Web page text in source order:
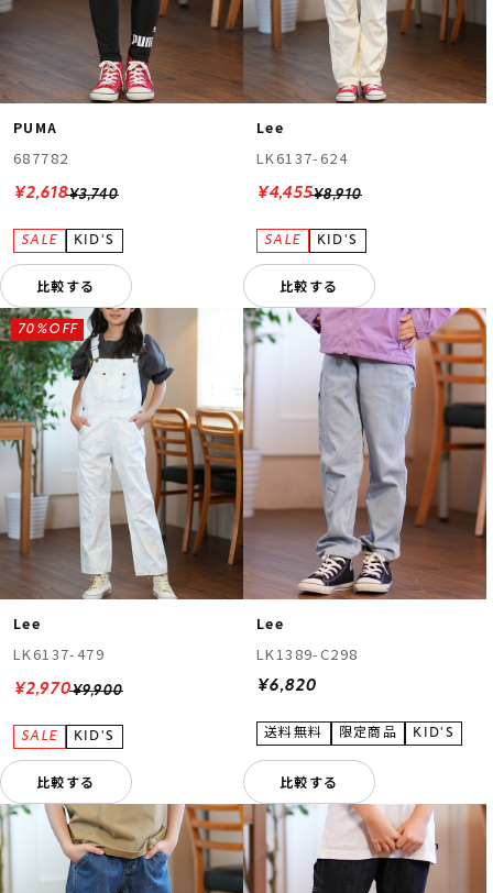
PUMA
687782
¥3,740
¥2,618
比較する
Lee
LK6137-624
¥8,910
¥4,455
比較する
Lee
LK6137-479
¥9,900
70%OFF
¥2,970
比較する
Lee
LK1389-C298
¥6,820
比較する